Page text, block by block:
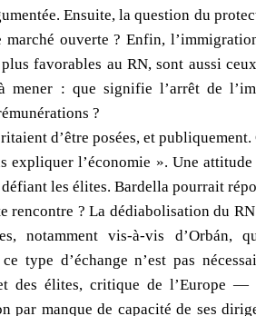
Ensuite, la question du
marché ouverte ? Enfin,
favorables au RN, sont aussi
mener : que signifie l’arrêt de
?
d’être posées, et
expliquer l’économie ». Une
les élites. Bardella pourrait
rencontre ? La dédiabolisation du
notamment vis-à-vis d’Orbán,
ce type d’échange n’est pas
des élites, critique de l’Europe —
par manque de capacité de ses